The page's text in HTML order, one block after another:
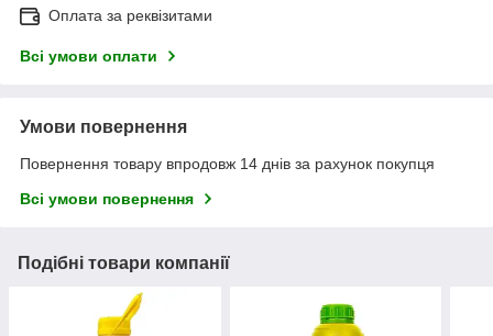
Оплата за реквізитами
Всі умови оплати
Умови повернення
Повернення товару впродовж 14 днів за рахунок покупця
Всі умови повернення
Подібні товари компанії